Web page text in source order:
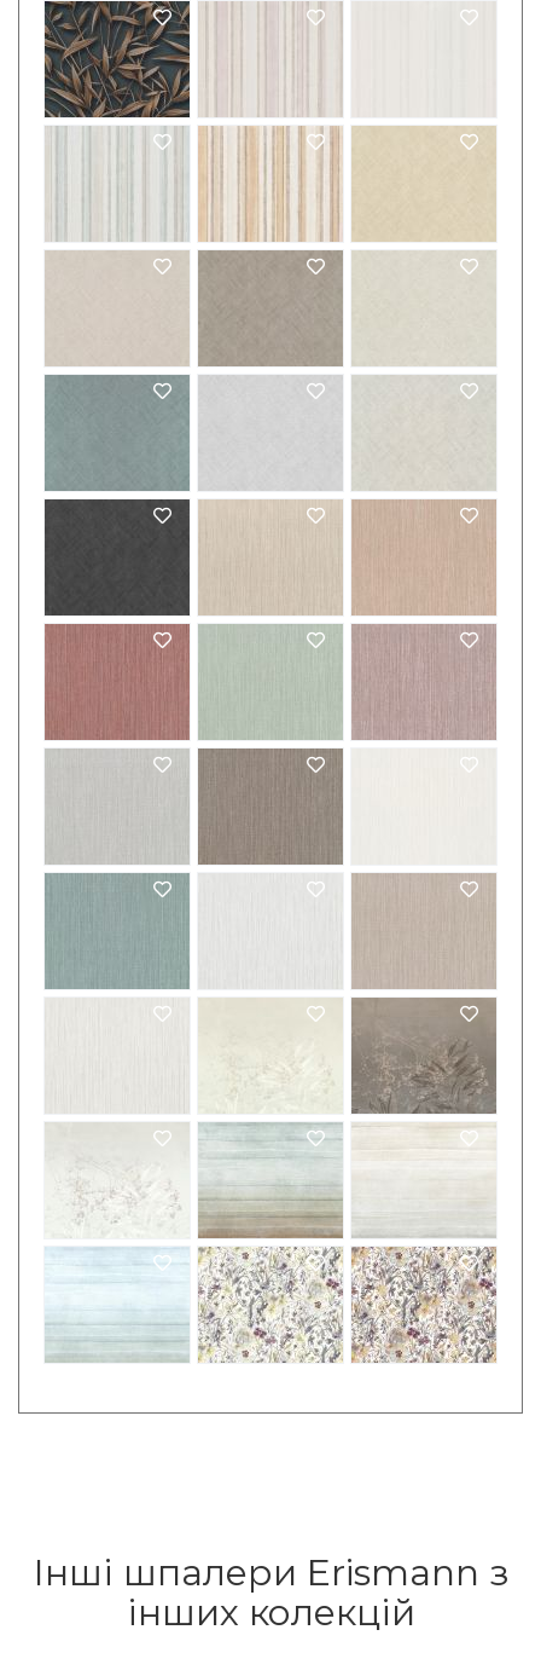
Інші шпалери Erismann з
інших колекцій